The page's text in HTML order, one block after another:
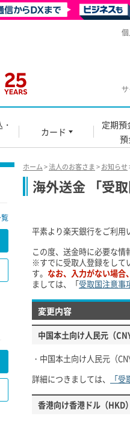
カード
定期預
ホーム>法人のお客さま>お知らせ
海外送金 「受
平素より楽天銀行をご利用
この度、送金時に必要な
※すでに受取人登録をして
す。 なお、入力がない場合
ましては、「受取国注意事
変更内容
中国本土向け人民元（
・中国本土向け人民元（
詳細につきましては、
「
香港向け香港ドル（HKD